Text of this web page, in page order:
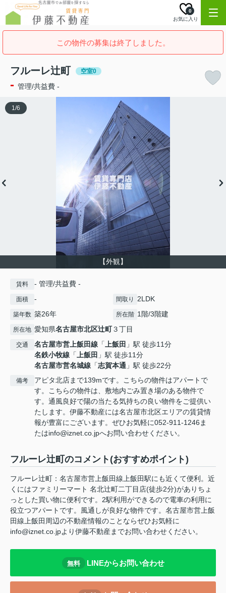
お気に入り
0
この物件の募集は終了しました。
フルーレ辻町 空室0
- 管理/共益費 -
【外観】
1/6
賃料 - 管理/共益費 -
面積 - 間取り 2LDK
築年数 築26年 所在階 1階/3階建
所在地 愛知県名古屋市北区辻町３丁目
交通 名古屋市営上飯田線 「上飯田 」駅 徒歩11分
名鉄小牧線 「上飯田 」駅 徒歩11分
名古屋市営名城線 「志賀本通 」駅 徒歩22分
備考
アピタ北店まで139mです。こちらの物件はアパートで
す。こちらの物件は、敷地内ごみ置き場のある物件で
す。通風良好で陽の当たる気持ちの良い物件をご提供い
たします。伊藤不動産には名古屋市北区エリアの賃貸情
報が豊富にございます。ぜひお気軽に052-911-1246ま
たはinfo@iznet.co.jpへお問い合わせください。
フルーレ辻町のコメント(おすすめポイント)
フルーレ辻町：名古屋市営上飯田線上飯田駅にも近くて便利。近
くにはファミリーマート 名北辻町二丁目店(徒歩2分)がありちょ
っとした買い物に便利です。2駅利用ができるので電車の利用に
役立つアパートです。風通しが良好な物件です。名古屋市営上飯
田線上飯田周辺の不動産情報のことならぜひお気軽に
info@iznet.co.jpより伊藤不動産までお問い合わせください。
無料 LINEからお問い合わせ